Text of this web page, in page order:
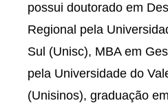
possui doutorado em
Regional pela
Sul (Unisc), MBA em
pela Universidade do
(Unisinos), graduação